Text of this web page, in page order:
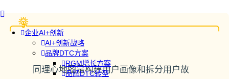
企业AI+创新
AI+创新战略
品牌DTC方案
RGM增长方案
品牌DTC转型
同理心地图是构建用户画像和拆分用户故